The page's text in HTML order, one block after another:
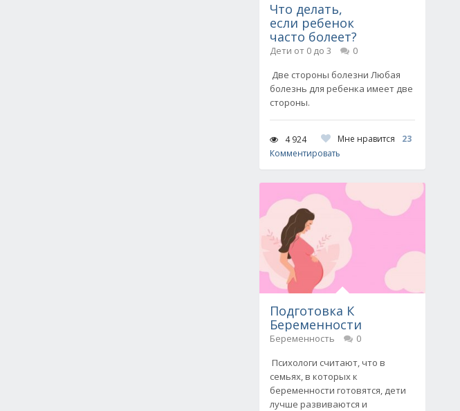
Что делать,
если ребенок
часто болеет?
Дети от 0 до 3
0
Две стороны болезни Любая
болезнь для ребенка имеет две
стороны.
4 924 Мне нравится
23
Комментировать
Подготовка К
Беременности
Беременность
0
Психологи считают, что в
семьях, в которых к
беременности готовятся, дети
лучше развиваются и